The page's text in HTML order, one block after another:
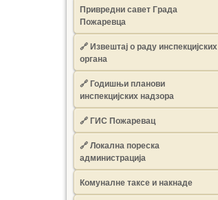
Привредни савет Града
Пожаревца
🔗Извештај о раду инспекцијских
органа
🔗Годишњи планови
инспекцијских надзора
🔗 ГИС Пожаревац
🔗 Локална пореска
администрација
Комуналне таксе и накнаде